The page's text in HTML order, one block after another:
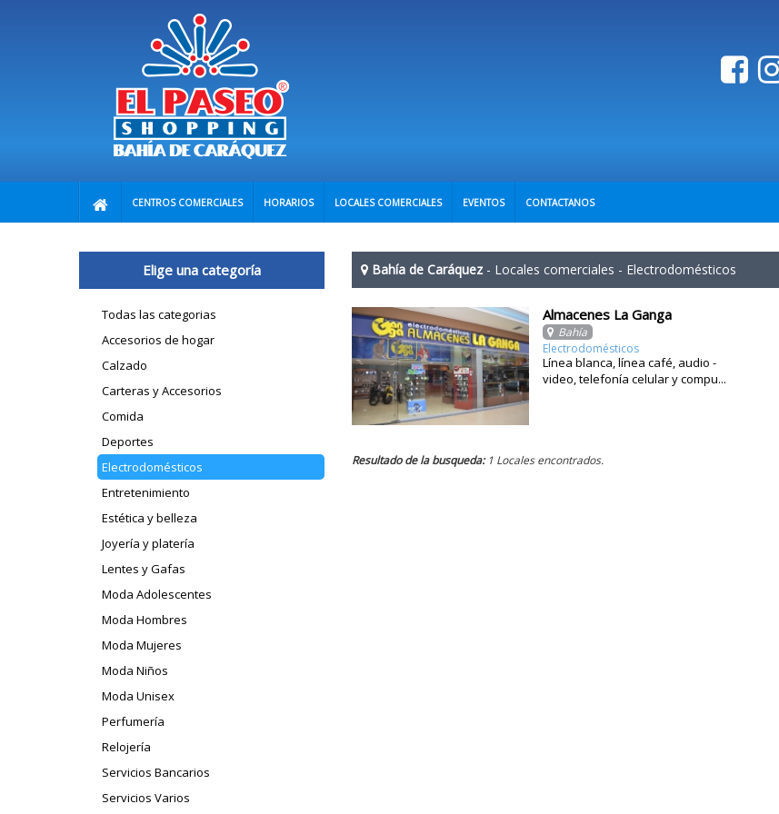
CENTROS COMERCIALES HORARIOS LOCALES COMERCIALES EVENTOS CONTACTANOS
Elige una categoría
Todas las categorias
Accesorios de hogar
Calzado
Carteras y Accesorios
Comida
Deportes
Electrodomésticos
Entretenimiento
Estética y belleza
Joyería y platería
Lentes y Gafas
Moda Adolescentes
Moda Hombres
Moda Mujeres
Moda Niños
Moda Unisex
Perfumería
Relojería
Servicios Bancarios
Servicios Varios
Bahía de Caráquez- Locales comerciales - Electrodomésticos
Almacenes La Ganga
Bahía
Electrodomésticos
Línea blanca, línea café, audio -
video, telefonía celular y compu...
Resultado de la busqueda:1 Locales encontrados.